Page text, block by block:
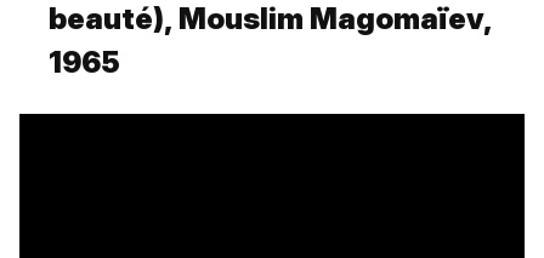
beauté), Mouslim Magomaïev,
1965